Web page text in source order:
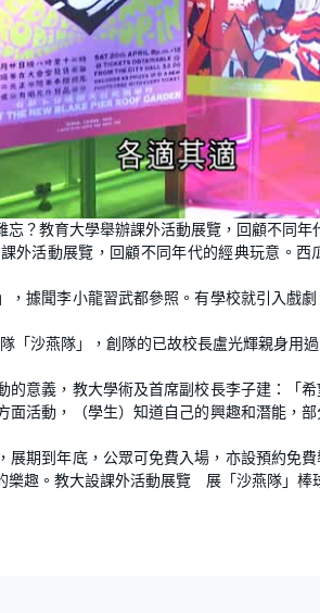
忘？教育大學舉辦課外活動展覽，回顧不同
外活動展覽，回顧不同年代的經典玩意。
，據聞李小龍習武都參照。有學校就引入戲
「沙燕隊」，創隊的已故校長盧光輝親身用
意義，教大學術及首席副校長李子建：「
面活動，（學生）知道自己的興趣和潛能，
期到年底，公眾可免費入場，亦設預約免
樂趣。教大設課外活動展覽 展「沙燕隊」